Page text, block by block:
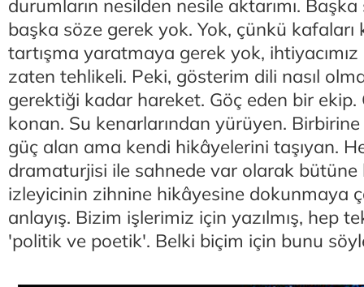
durumların nesilden nesile aktarımı.
başka söze gerek yok. Yok, çünkü kafaları
tartışma yaratmaya gerek yok,
zaten tehlikeli. Peki, gösterim dili nasıl
gerektiği kadar hareket. Göç eden bir
konan. Su kenarlarından yürüyen.
güç alan ama kendi hikâyelerini taşıyan.
dramaturjisi ile sahnede var olarak bütüne
izleyicinin zihnine hikâyesine dokunmaya
anlayış. Bizim işlerimiz için yazılmış, hep
'politik ve poetik'. Belki biçim için bunu